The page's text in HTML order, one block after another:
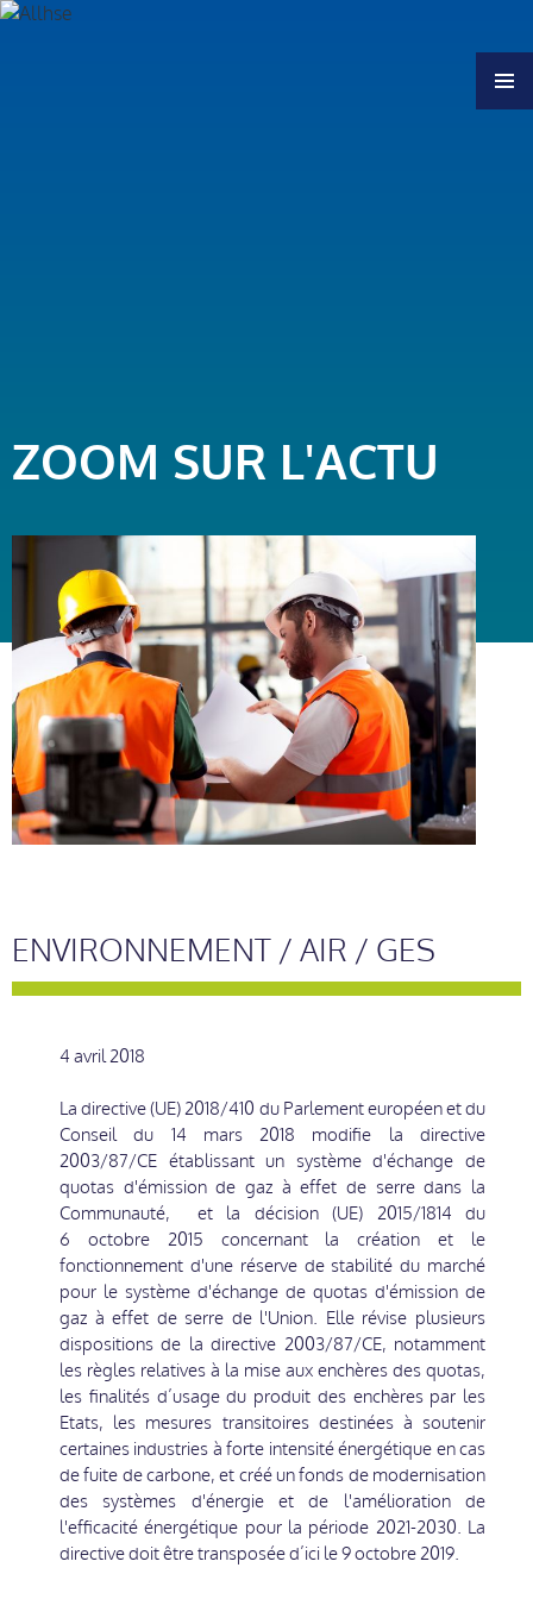
ZOOM SUR L'ACTU
ENVIRONNEMENT / AIR / GES
4 avril 2018
La directive (UE) 2018/410 du Parlement européen et du
Conseil du 14 mars 2018 modifie la directive
2003/87/CE établissant un système d'échange de
quotas d'émission de gaz à effet de serre dans la
Communauté, et la décision (UE) 2015/1814 du
6 octobre 2015 concernant la création et le
fonctionnement d'une réserve de stabilité du marché
pour le système d'échange de quotas d'émission de
gaz à effet de serre de l'Union. Elle révise plusieurs
dispositions de la directive 2003/87/CE, notamment
les règles relatives à la mise aux enchères des quotas,
les finalités d’usage du produit des enchères par les
Etats, les mesures transitoires destinées à soutenir
certaines industries à forte intensité énergétique en cas
de fuite de carbone, et créé un fonds de modernisation
des systèmes d'énergie et de l'amélioration de
l'efficacité énergétique pour la période 2021-2030. La
directive doit être transposée d’ici le 9 octobre 2019.